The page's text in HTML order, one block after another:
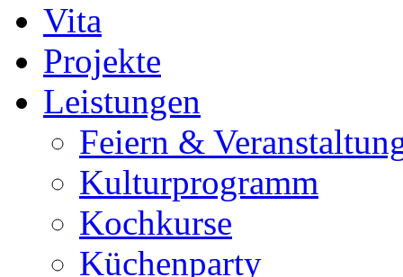
Vita
Projekte
Leistungen
Feiern &
Kulturprogramm
Kochkurse
Küchenparty